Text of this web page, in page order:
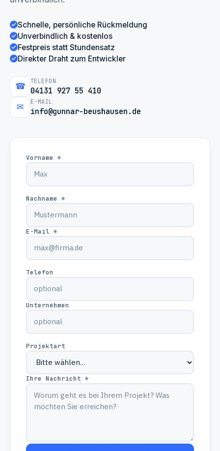
Schnelle, persönliche Rückmeldung
Unverbindlich & kostenlos
Festpreis statt Stundensatz
Direkter Draht zum Entwickler
☎
TELEFON
04131 927 55 410
✉
E-MAIL
info@gunnar-beushausen.de
Vorname *
Nachname *
E-Mail *
Telefon
Unternehmen
Projektart
Ihre Nachricht *